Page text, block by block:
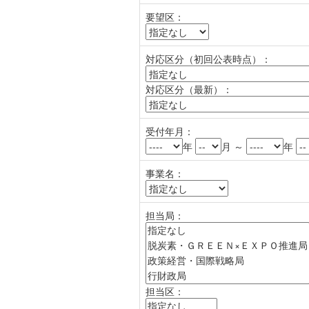
要望区：
対応区分（初回公表時点）：
対応区分（最新）：
受付年月：
年
月 ～
年
事業名：
担当局：
担当区：